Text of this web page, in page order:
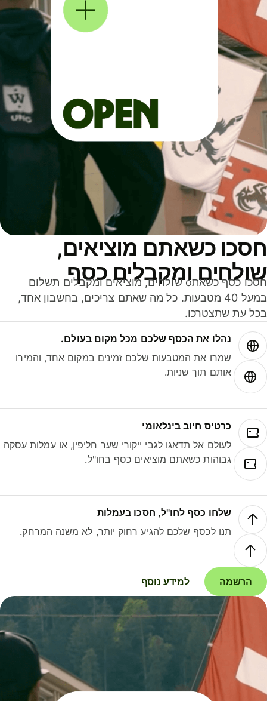
כשאתם מוציאים,
ומקבלים כסף
חסכו כסף כשאתo שולחים, מוציאים ומקבלים תשלום
במעל 40 מטבעות. כל מה שאתם צריכים, בחשבון אחד,
עת שתצטרכו.
נהלו את הכסף שלכם מכל מקום בעולם.
שמרו את המטבעות שלכם זמינים במקום אחד, והמירו
אותם תוך שניות.
כרטיס חיוב בינלאומי
לעולם אל תדאגו לגבי ייקורי שער חליפין, או עמלות עסקה
גבוהות כשאתם מוציאים כסף בחו"ל.
שלחו כסף לחו"ל, חסכו בעמלות
תנו לכסף שלכם להגיע רחוק יותר, לא משנה המרחק.
הרשמה למידע נוסף